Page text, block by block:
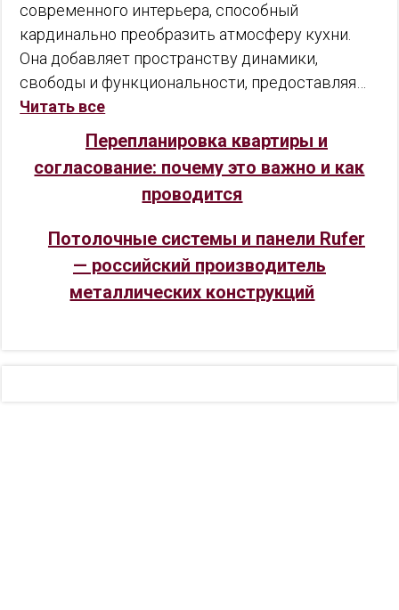
современного интерьера, способный
кардинально преобразить атмосферу кухни.
Она добавляет пространству динамики,
свободы и функциональности, предоставляя…
Читать все
Перепланировка квартиры и
согласование: почему это важно и как
проводится
Потолочные системы и панели Rufer
— российский производитель
металлических конструкций